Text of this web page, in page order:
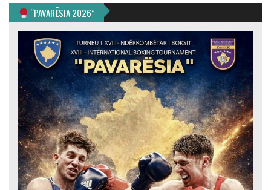
“PAVARËSIA 2026”